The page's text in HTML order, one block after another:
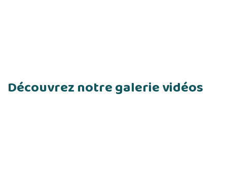
Découvrez notre galerie vidéos